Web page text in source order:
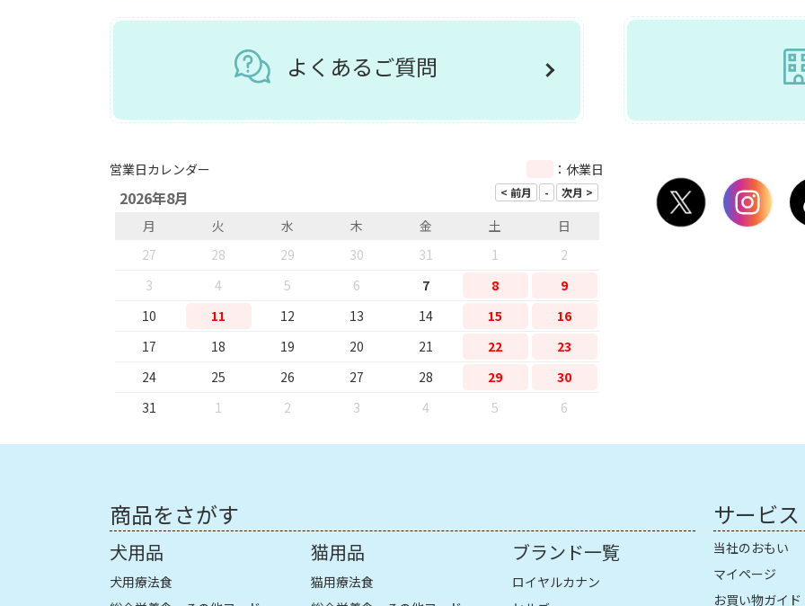
よくあるご質問
営業日カレンダー ：休業日
2026年8月
月 火 水 木 金 土
日
27
28 29 30 31 1
2
3
4 5 6 7 8
9
10
11 12 13 14 15
16
17
18 19 20 21 22
23
24
25 26 27 28 29
30
31
1 2 3 4 5 6
商品をさがす
犬用品
犬用療法食
猫用品
猫用療法食
ブランド一覧
ロイヤルカナン
サービス
当社のおもい
マイページ
お買い物ガイド